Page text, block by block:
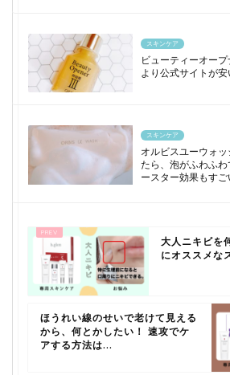
スキンケア
ビューティーオー
より公式サイトが安
スキンケア
オルビスユーウォッ
たら、泡がふわふ
ースター効果もすご
大人ニキビを
にオススメな
ほうれい線のせいで老けて見える
から、何とかしたい！ 速攻でケ
アする方法は...